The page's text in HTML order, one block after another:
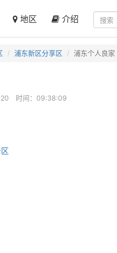
地区 介绍
浦东新区分享区 浦东个人良家
时间：09:38:09